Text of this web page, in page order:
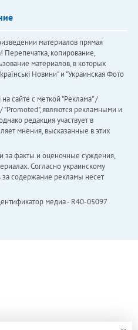
материалов прямая
Перепечатка, копирование,
материалов, в которых
Новини" и "Украинская Фото
сайте с меткой "Реклама" /
являются рекламными и
редакция участвует в
мнения, высказанные в этих
за факты и оценочные суждения,
Согласно украинскому
за содержание рекламы несет
медиа - R40-05097